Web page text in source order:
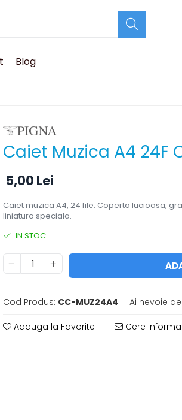
Blog
Caiet Muzica A4 24F
5,00 Lei
Caiet muzica A4, 24 file. Coperta lucioasa,
liniatura speciala.
IN STOC
Cod Produs: CC-MUZ24A4 Ai nevoie
Adauga la Favorite Cere